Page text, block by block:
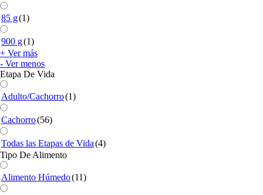
85 g(1)
900 g(1)
+ Ver más
- Ver menos
Etapa De Vida
Adulto/Cachorro(1)
Cachorro(56)
Todas las Etapas de Vida(4)
Tipo De Alimento
Alimento Húmedo(11)